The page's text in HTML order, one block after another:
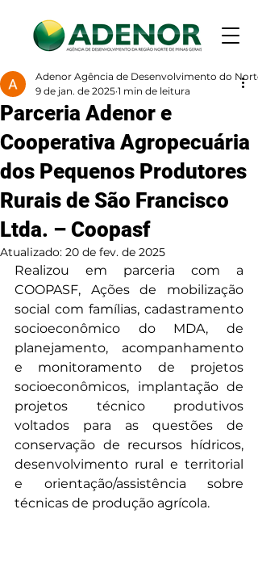
Parceria Adenor e
Cooperativa Agropecuária
dos Pequenos Produtores
Rurais de São Francisco
Ltda. – Coopasf
Adenor Agência de Desenvolvimento do
9 de jan. de 2025 1 min de leitura
Atualizado: 20 de fev. de 2025
Realizou em parceria com a
COOPASF, Ações de mobilização
social com famílias, cadastramento
socioeconômico do MDA, de
planejamento, acompanhamento
e monitoramento de projetos
socioeconômicos, implantação de
projetos técnico produtivos
voltados para as questões de
conservação de recursos hídricos,
desenvolvimento rural e territorial
e orientação/assistência sobre
técnicas de produção agrícola.